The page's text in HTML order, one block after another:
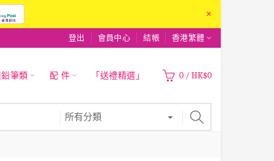
×
登出 會員中心 結帳 香港繁體
筆類 配 件 「送禮精選」 0 / HK$0